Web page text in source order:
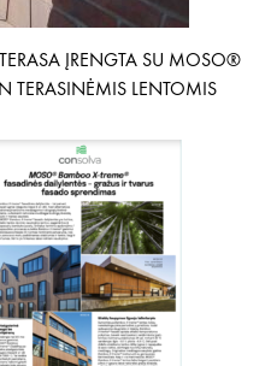
ĮRENGTA SU MOSO®
TERASINĖMIS LENTOMIS